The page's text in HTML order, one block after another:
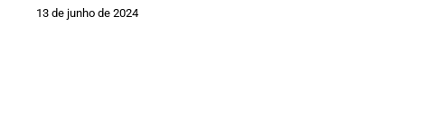
13 de junho de 2024